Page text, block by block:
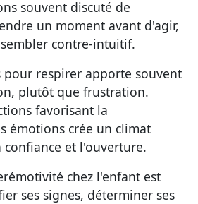
souvent discuté de
un moment avant d'agir,
contre-intuitif.
pour respirer apporte souvent
plutôt que frustration.
favorisant la
émotions crée un climat
et l'ouverture.
chez l'enfant est
ses signes, déterminer ses